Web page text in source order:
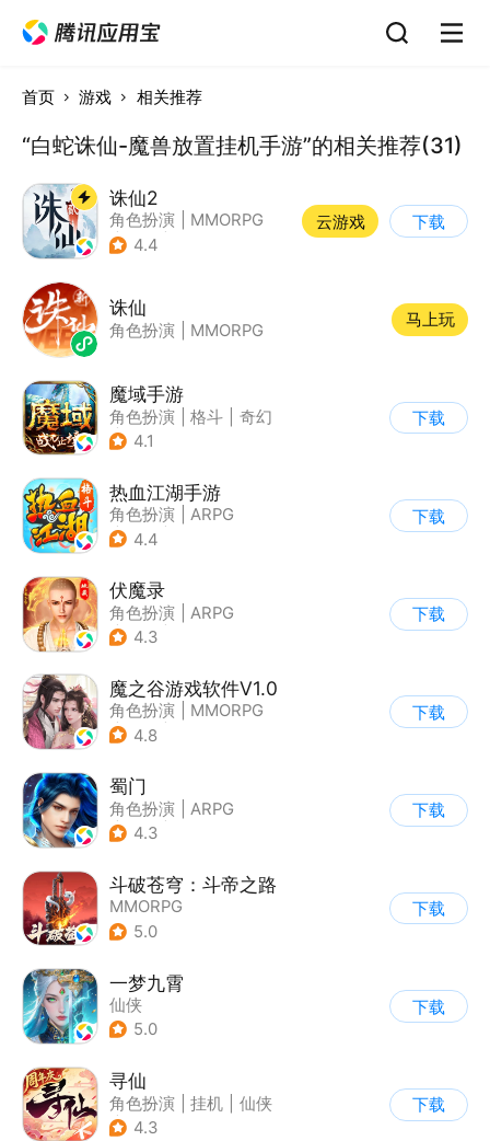
首页 游戏 相关推荐
“白蛇诛仙-魔兽放置挂机手游”的相关推荐(31)
诛仙2
角色扮演
MMORPG
| 仙侠
4.4
云游戏 下载
诛仙
角色扮演 MMORPG
马上玩
魔域手游
角色扮演 格斗
奇幻
| 魔域
4.1
下载
热血江湖手游
角色扮演
ARPG
| 武侠
4.4
下载
伏魔录
角色扮演
ARPG
| 仙侠
4.3
下载
魔之谷游戏软件V1.0
角色扮演
MMORPG
| 仙侠
4.8
下载
蜀门
角色扮演
ARPG
| 仙侠
4.3
下载
斗破苍穹：斗帝之路
MMORPG
5.0
下载
一梦九霄
仙侠
5.0
下载
寻仙
角色扮演 挂机
仙侠
| 寻仙
4.3
下载